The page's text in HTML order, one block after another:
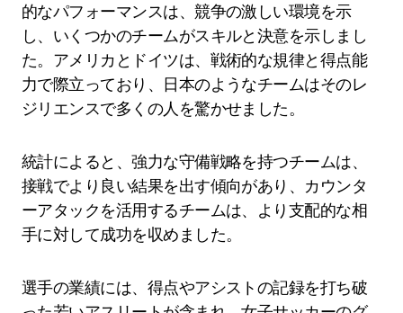
的なパフォーマンスは、競争の激しい環境を示
し、いくつかのチームがスキルと決意を示しまし
た。アメリカとドイツは、戦術的な規律と得点能
力で際立っており、日本のようなチームはそのレ
ジリエンスで多くの人を驚かせました。
統計によると、強力な守備戦略を持つチームは、
接戦でより良い結果を出す傾向があり、カウンタ
ーアタックを活用するチームは、より支配的な相
手に対して成功を収めました。
選手の業績には、得点やアシストの記録を打ち破